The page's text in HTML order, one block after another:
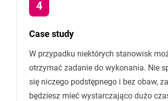
Case study
W przypadku niektórych stanowisk
otrzymać zadanie do wykonania. Nie
się niczego podstępnego i bez obaw,
będziesz mieć wystarczająco dużo